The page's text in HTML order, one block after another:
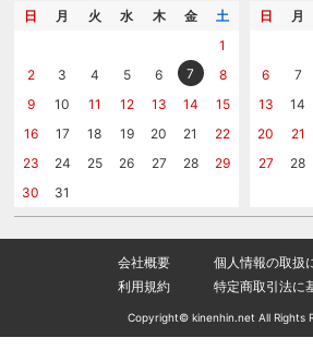
メッセージカード
カタログを請求する
日 月 火 水 木 金
土
1
2
3 4 5 6 7
8
9
10 11 12 13 14
15
16
17 18 19 20 21
22
23
24 25 26 27 28
29
30
31
日 月
6
7
13
14
20
21
27
28
会社概要
個人情報の取扱
利用規約
特定商取引法に
Copyright© kinenhin.net All Rights